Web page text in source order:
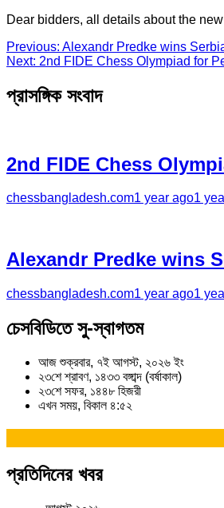
Dear bidders, all details about the
Post
navigation
Previous: Alexandr Predke wins
Next: 2nd FIDE Chess Olympiad for
প্রাসঙ্গিক সংবাদ
2nd FIDE Chess
chessbangladesh.com1 year ago1
Alexandr Predke wins
chessbangladesh.com1 year ago1
চেসবিডিতে সু-স্বাগতম
আজ শুক্রবার, ৭ই আগস্ট, ২০২৬ ইং
২৩শে শ্রাবণ, ১৪৩৩ বঙ্গাব্দ (বর্ষাকাল)
২৩শে সফর, ১৪৪৮ হিজরী
এখন সময়, বিকাল ৪:৫২
প্রতিদিনের খবর